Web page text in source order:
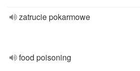
zatrucie pokarmowe
food poisoning